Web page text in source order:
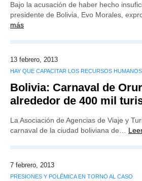
Bajo la acusación de haber hecho
presidente de Bolivia, Evo Morales,
más
13 febrero, 2013
HAY QUE CAPACITAR LOS RECURSOS HUMANOS
Bolivia: Carnaval de
alrededor de 400 mil
La Asociación de Agencias de Viaje y
carnaval de la ciudad boliviana de…
7 febrero, 2013
PRESIONES Y POLÉMICA EN TORNO AL CASO